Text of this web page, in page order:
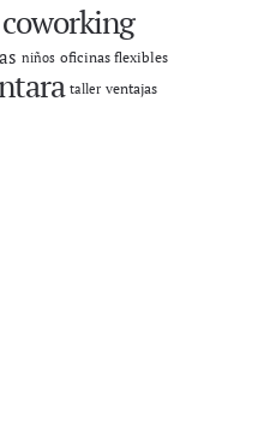
coworking
niños oficinas flexibles
taller ventajas